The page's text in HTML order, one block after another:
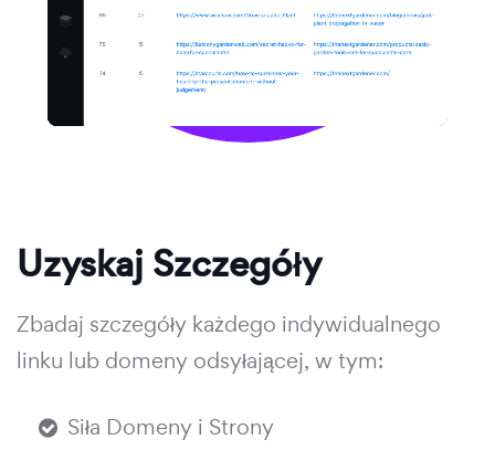
Uzyskaj Szczegóły
Zbadaj szczegóły każdego indywidualnego
linku lub domeny odsyłającej, w tym:
Siła Domeny i Strony